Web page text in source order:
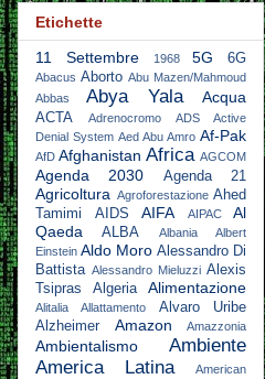
Etichette
11 Settembre
1968 5G 6G
Abacus Aborto Abu Mazen/Mahmoud
Abbas
Abya Yala Acqua
ACTA Adrenocromo
ADS Active
Denial System Aed Abu Amro Af-Pak
AfD Afghanistan Africa AGCOM
Agenda 2030 Agenda 21
Agricoltura Agroforestazione Ahed
Tamimi
AIDS AIFA AIPAC
Al
Qaeda
ALBA Albania
Albert
Einstein Aldo Moro Alessandro Di
Battista Alessandro Mieluzzi Alexis
Tsipras
Algeria Alimentazione
Alitalia Allattamento
Alvaro Uribe
Alzheimer
Amazon Amazzonia
Ambientalismo
Ambiente
America Latina
American